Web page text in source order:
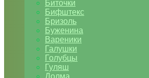
Биточки
Бифштекс
Бризоль
Буженина
Вареники
Галушки
Голубцы
Гуляш
Долма